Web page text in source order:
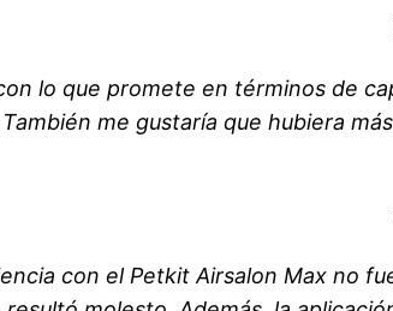
lo que promete en términos de
me gustaría que hubiera
con el Petkit Airsalon Max no